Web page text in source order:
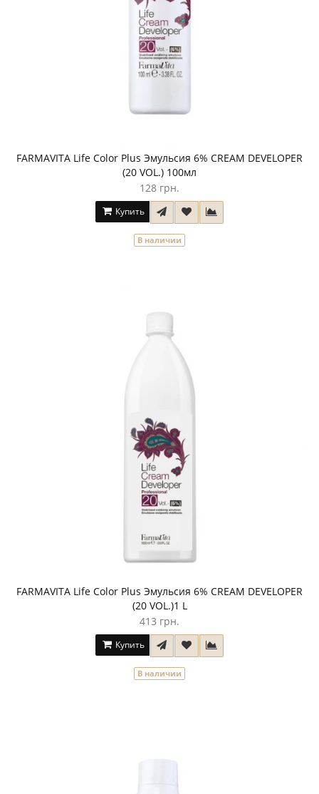
FARMAVITA Life Color Plus Эмульсия 6% CREAM DEVELOPER
(20 VOL.) 100мл
128 грн.
Купить
В наличии
FARMAVITA Life Color Plus Эмульсия 6% CREAM DEVELOPER
(20 VOL.)1 L
413 грн.
Купить
В наличии